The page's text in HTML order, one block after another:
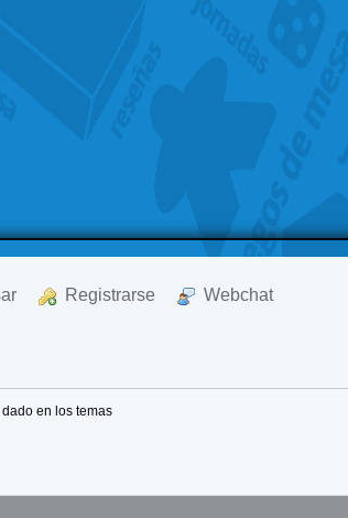
Registrarse Webchat
en los temas